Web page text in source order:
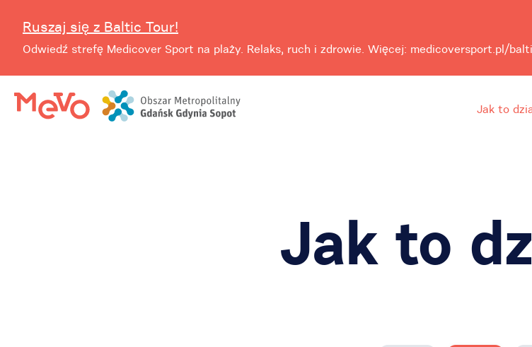
Ruszaj się z Baltic Tour!
Odwiedź strefę Medicover Sport na plaży. Relaks, ruch i zdrowie. Więcej: medicoversport.pl/
Jak to
Jak to